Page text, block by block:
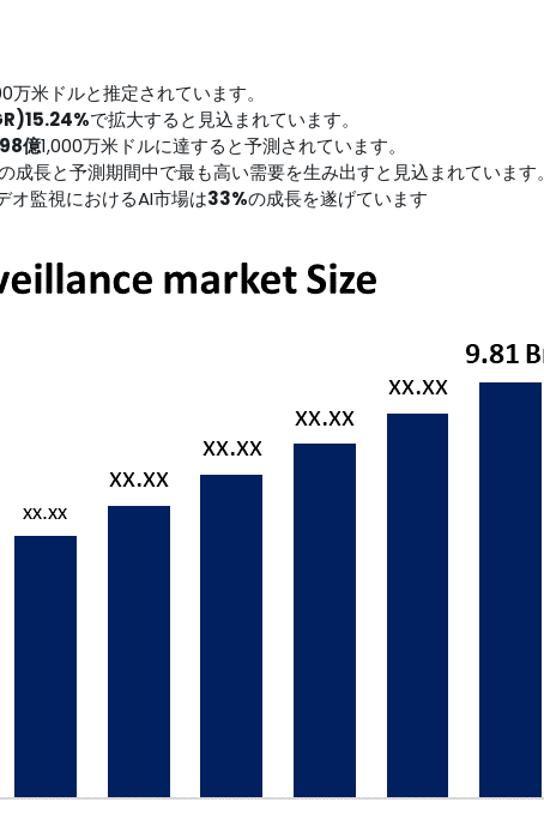
万米ドルと推定されています。
で拡大すると見込まれています。
98億1,000万米ドルに達すると予測されています。
成長と予測期間中で最も高い需要を生み出すと見込まれています。
オ監視におけるAI市場は33%の成長を遂げています